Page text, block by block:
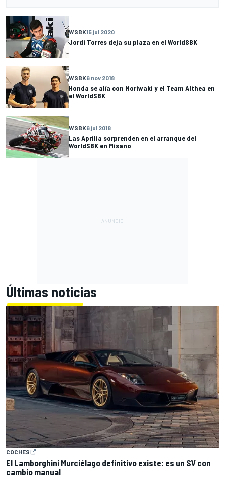
WSBK15 jul 2020
Jordi Torres deja su plaza en el WorldSBK
WSBK6 nov 2018
Honda se alía con Moriwaki y el Team Althea en
el WorldSBK
WSBK6 jul 2018
Las Aprilia sorprenden en el arranque del
WorldSBK en Misano
Últimas noticias
COCHES
El Lamborghini Murciélago definitivo existe: es un SV con
cambio manual